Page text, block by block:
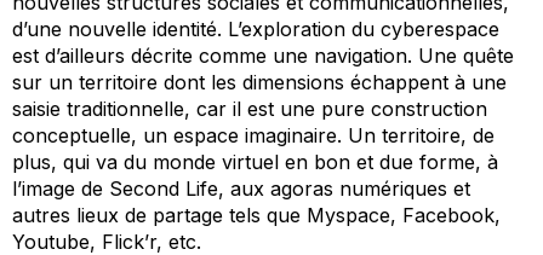
d’une nouvelle identité. L’exploration du cyberespace
est d’ailleurs décrite comme une navigation. Une quête
sur un territoire dont les dimensions échappent à une
saisie traditionnelle, car il est une pure construction
conceptuelle, un espace imaginaire. Un territoire, de
plus, qui va du monde virtuel en bon et due forme, à
l’image de Second Life, aux agoras numériques et
autres lieux de partage tels que Myspace, Facebook,
Youtube, Flick’r, etc.